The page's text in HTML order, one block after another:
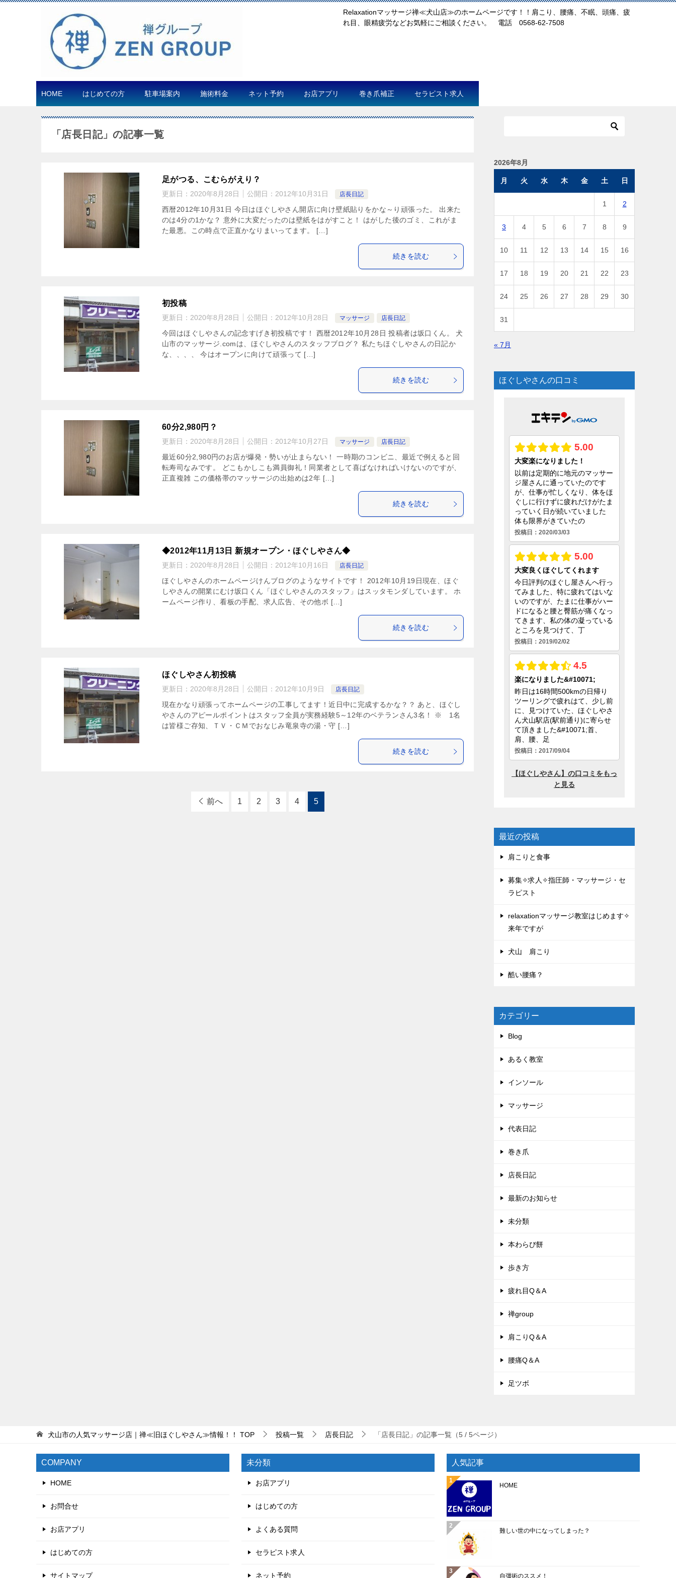
Relaxationマッサージ禅≪犬山店≫のホームページです！！肩こり、腰痛、不眠、頭痛、疲
れ目、眼精疲労などお気軽にご相談ください。 電話 0568-62-7508
HOME はじめての方 駐車場案内 施術料金 ネット予約 お店アプリ 巻き爪補正 セラピスト求人
「店長日記」の記事一覧
足がつる、こむらがえり？
更新日： 2020年8月28日 公開日： 2012年10月31日 店長日記
西暦2012年10月31日 今日はほぐしやさん開店に向け壁紙貼りをかな～り頑張った。 出来た
のは4分の1かな？ 意外に大変だったのは壁紙をはがすこと！ はがした後のゴミ、これがま
た最悪。この時点で正直かなりまいってます。 […]
続きを読む
初投稿
更新日： 2020年8月28日 公開日： 2012年10月28日 マッサージ 店長日記
今回はほぐしやさんの記念すげき初投稿です！ 西暦2012年10月28日 投稿者は坂口くん。 犬
山市のマッサージ.comは、ほぐしやさんのスタッフブログ？ 私たちほぐしやさんの日記か
な、、、、 今はオープンに向けて頑張って […]
続きを読む
60分2,980円？
更新日： 2020年8月28日 公開日： 2012年10月27日 マッサージ 店長日記
最近60分2,980円のお店が爆発・勢いが止まらない！ 一時期のコンビニ、最近で例えると回
転寿司なみです。 どこもかしこも満員御礼！同業者として喜ばなければいけないのですが、
正直複雑 この価格帯のマッサージの出始めは2年 […]
続きを読む
◆2012年11月13日 新規オープン・ほぐしやさん◆
更新日： 2020年8月28日 公開日： 2012年10月16日 店長日記
ほぐしやさんのホームページけんブログのようなサイトです！ 2012年10月19日現在、ほぐ
しやさんの開業にむけ坂口くん「ほぐしやさんのスタッフ」はスッタモンダしています。 ホ
ームページ作り、看板の手配、求人広告、その他ボ […]
続きを読む
ほぐしやさん初投稿
更新日： 2020年8月28日 公開日： 2012年10月9日 店長日記
現在かなり頑張ってホームページの工事してます！近日中に完成するかな？？ あと、ほぐし
やさんのアピールポイントはスタッフ全員が実務経験5～12年のベテランさん3名！ ※ 1名
は皆様ご存知、ＴＶ・ＣＭでおなじみ竜泉寺の湯・守 […]
続きを読む
前へ 1 2 3 4 5
2026年8月
月 火 水 木 金 土 日
1 2
3 4 5 6 7 8 9
10 11 12 13 14 15 16
17 18 19 20 21 22 23
24 25 26 27 28 29 30
31
« 7月
ほぐしやさんの口コミ
最近の投稿
肩こりと食事
募集✧求人✧指圧師・マッサージ・セ
ラピスト
relaxationマッサージ教室はじめます✧
来年ですが
犬山 肩こり
酷い腰痛？
カテゴリー
Blog
あるく教室
インソール
マッサージ
代表日記
巻き爪
店長日記
最新のお知らせ
未分類
本わらび餅
歩き方
疲れ目Q＆A
禅group
肩こりQ＆A
腰痛Q＆A
足ツボ
犬山市の人気マッサージ店｜禅≪旧ほぐしやさん≫情報！！ TOP 投稿一覧 店長日記 「店長日記」の記事一覧（5 / 5ページ）
COMPANY
HOME
お問合せ
お店アプリ
はじめての方
サイトマップ
未分類
お店アプリ
はじめての方
よくある質問
セラピスト求人
ネット予約
人気記事
HOME
難しい世の中になってしまった？
自彊術のススメ！